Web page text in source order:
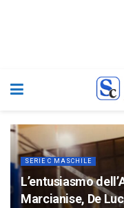
SERIE C MASCHILE
L’entusiasmo
Marcianise, De